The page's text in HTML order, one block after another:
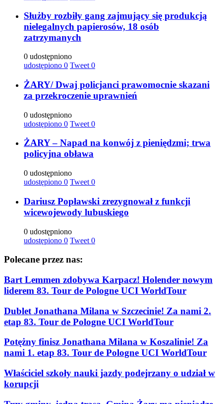
Służby rozbiły gang zajmujący się produkcją
nielegalnych papierosów, 18 osób
zatrzymanych
0 udostępniono
udostępiono 0 Tweet 0
ŻARY/ Dwaj policjanci prawomocnie skazani
za przekroczenie uprawnień
0 udostępniono
udostępiono 0 Tweet 0
ŻARY – Napad na konwój z pieniędzmi; trwa
policyjna obława
0 udostępniono
udostępiono 0 Tweet 0
Dariusz Popławski zrezygnował z funkcji
wicewojewody lubuskiego
0 udostępniono
udostępiono 0 Tweet 0
Polecane przez nas:
Bart Lemmen zdobywa Karpacz! Holender nowym
liderem 83. Tour de Pologne UCI WorldTour
Dublet Jonathana Milana w Szczecinie! Za nami 2.
etap 83. Tour de Pologne UCI WorldTour
Potężny finisz Jonathana Milana w Koszalinie! Za
nami 1. etap 83. Tour de Pologne UCI WorldTour
Właściciel szkoły nauki jazdy podejrzany o udział w
korupcji